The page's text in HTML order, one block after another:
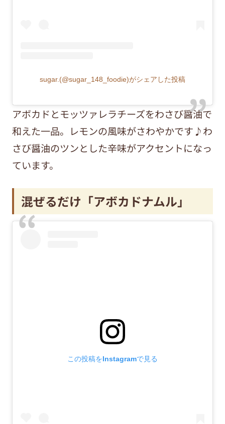
sugar.(@sugar_148_foodie)がシェアした投稿
アボカドとモッツァレラチーズをわさび醤油で
和えた一品。レモンの風味がさわやかです♪わ
さび醤油のツンとした辛味がアクセントになっ
ています。
混ぜるだけ「アボカドナムル」
この投稿をInstagramで見る